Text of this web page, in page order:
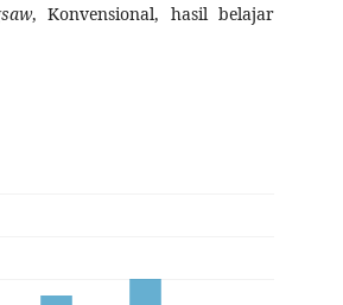
, Konvensional, hasil belajar